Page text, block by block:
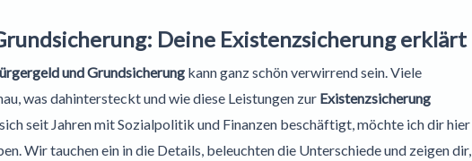
Deine Existenzsicherung erklärt
und Grundsicherung kann ganz schön verwirrend sein. Viele
was dahintersteckt und wie diese Leistungen zur Existenzsicherung
seit Jahren mit Sozialpolitik und Finanzen beschäftigt, möchte ich dir hier
Wir tauchen ein in die Details, beleuchten die Unterschiede und zeigen dir,